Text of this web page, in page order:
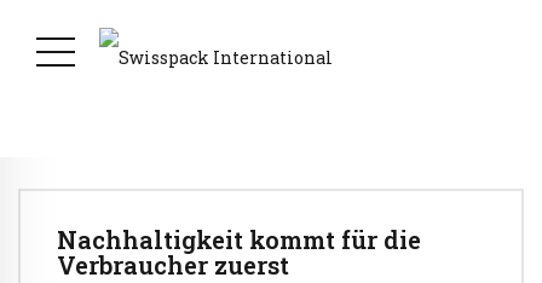
Nachhaltigkeit kommt für die
Verbraucher zuerst